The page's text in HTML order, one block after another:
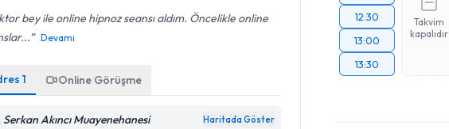
bey ile online hipnoz seansı aldım. Öncelikle online
Devamı
1 Online Görüşme
Serkan Akıncı Muayenehanesi Haritada Göster
12:30
13:00
13:30
Takvim
kapalıdır